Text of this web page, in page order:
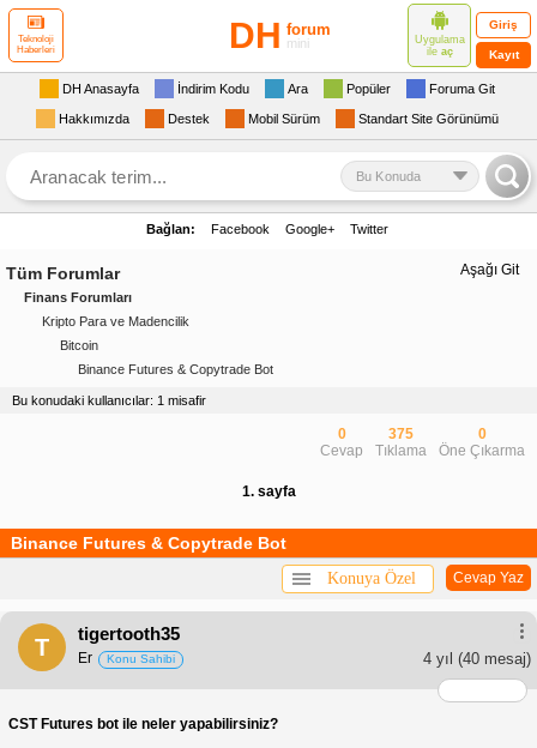
Teknoloji
Haberleri
DH forum
mini
Uygulama
ile aç
Giriş
Kayıt
DH Anasayfa İndirim Kodu Ara Popüler Foruma Git
Hakkımızda Destek Mobil Sürüm Standart Site Görünümü
Bu Konuda
Bağlan: Facebook Google+ Twitter
Aşağı Git
Tüm Forumlar
Finans Forumları
Kripto Para ve Madencilik
Bitcoin
Binance Futures & Copytrade Bot
Bu konudaki kullanıcılar: 1 misafir
0
Cevap
375
Tıklama
0
Öne Çıkarma
1. sayfa
Binance Futures & Copytrade Bot
Cevap Yaz
Konuya Özel
T
tigertooth35
4 yıl (40 mesaj)
Er Konu Sahibi
CST Futures bot ile neler yapabilirsiniz?